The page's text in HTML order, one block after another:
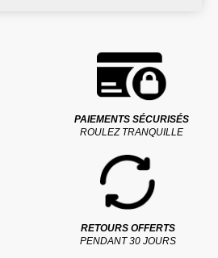
PAIEMENTS SÉCURISÉS
ROULEZ TRANQUILLE
RETOURS OFFERTS
PENDANT 30 JOURS